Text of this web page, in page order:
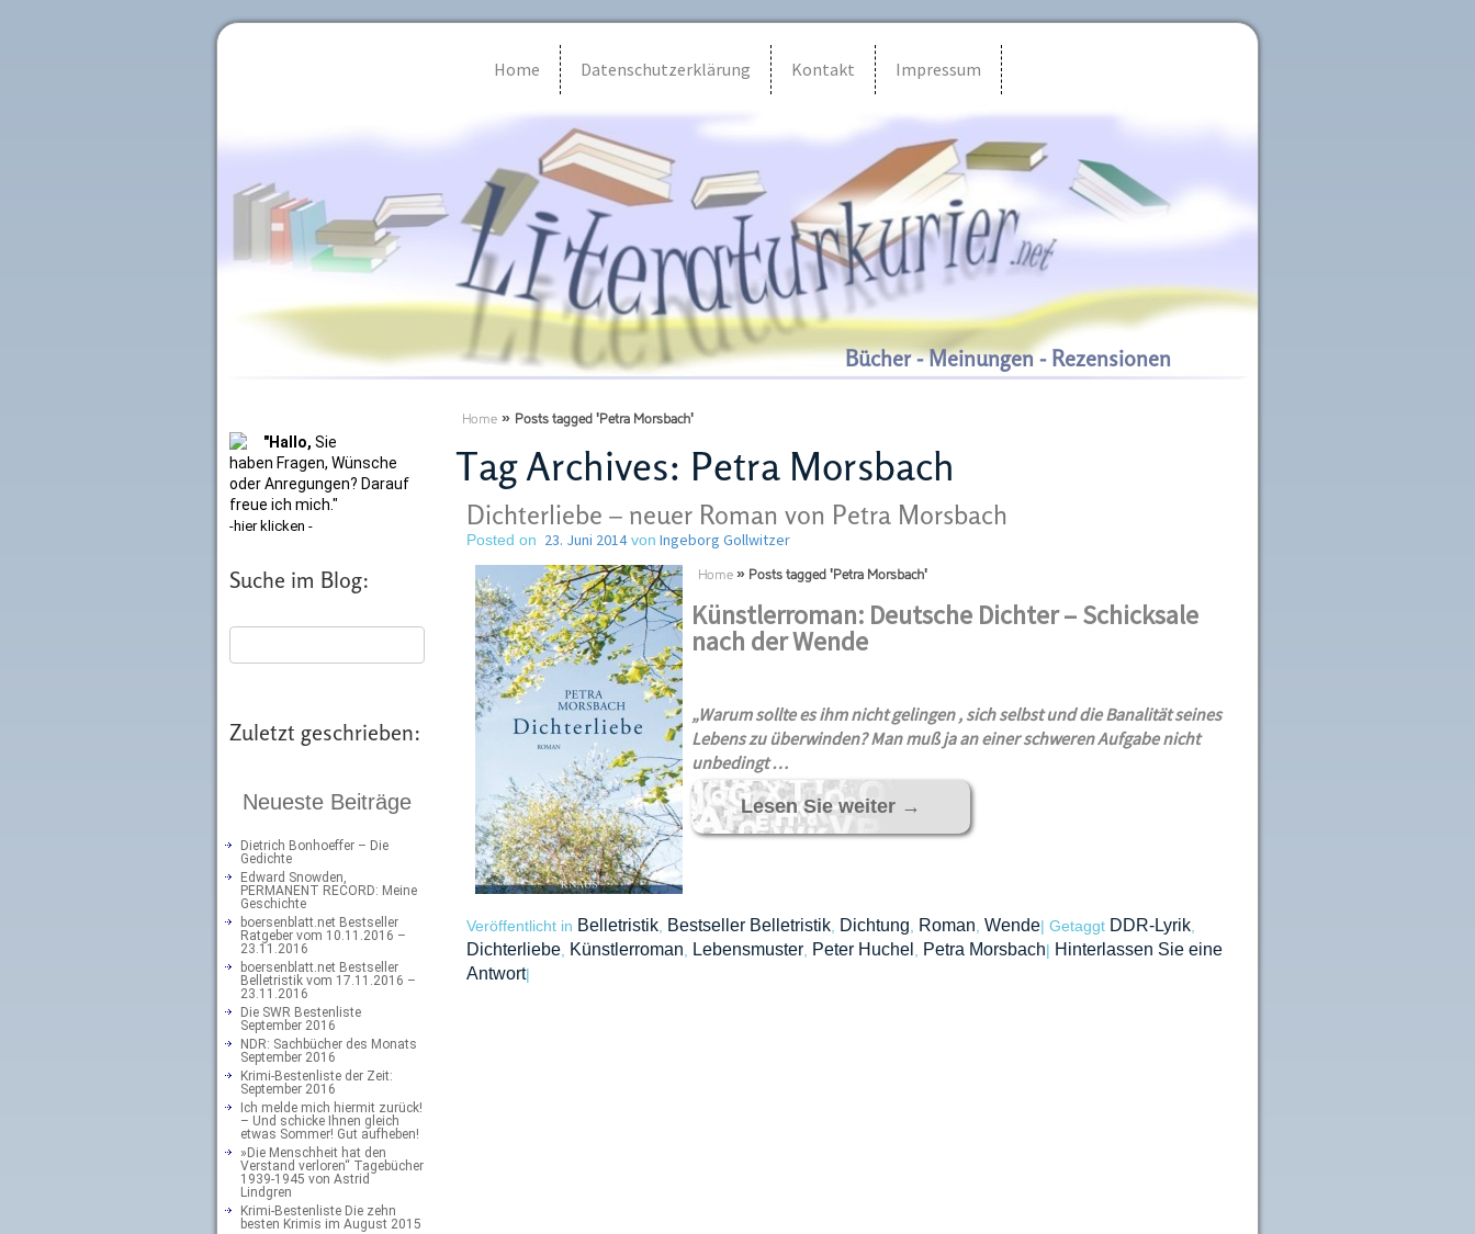
Home Datenschutzerklärung Kontakt Impressum
Bücher - Meinungen - Rezensionen
"Hallo, Sie
haben Fragen, Wünsche
oder Anregungen? Darauf
freue ich mich."
-hier klicken -
Suche im Blog:
Zuletzt geschrieben:
Neueste Beiträge
Dietrich Bonhoeffer – Die
Gedichte
Edward Snowden,
PERMANENT RECORD: Meine
Geschichte
boersenblatt.net Bestseller
Ratgeber vom 10.11.2016 –
23.11.2016
boersenblatt.net Bestseller
Belletristik vom 17.11.2016 –
23.11.2016
Die SWR Bestenliste
September 2016
NDR: Sachbücher des Monats
September 2016
Krimi-Bestenliste der Zeit:
September 2016
Ich melde mich hiermit zurück!
– Und schicke Ihnen gleich
etwas Sommer! Gut aufheben!
»Die Menschheit hat den
Verstand verloren“ Tagebücher
1939-1945 von Astrid
Lindgren
Krimi-Bestenliste Die zehn
besten Krimis im August 2015
Home » Posts tagged 'Petra Morsbach'
Tag Archives: Petra Morsbach
Dichterliebe – neuer Roman von Petra Morsbach
Posted on 23. Juni 2014von Ingeborg Gollwitzer
Home » Posts tagged 'Petra Morsbach'
Künstlerroman: Deutsche Dichter – Schicksale
nach der Wende
„Warum sollte es ihm nicht gelingen , sich selbst und die Banalität seines
Lebens zu überwinden? Man muß ja an einer schweren Aufgabe nicht
unbedingt …
Lesen Sie weiter →
Veröffentlicht in Belletristik, Bestseller Belletristik, Dichtung Roman Wende| Getaggt DDR-Lyrik,
Dichterliebe, Künstlerroman Lebensmuster, Peter Huchel Petra Morsbach| Hinterlassen Sie eine
Antwort|